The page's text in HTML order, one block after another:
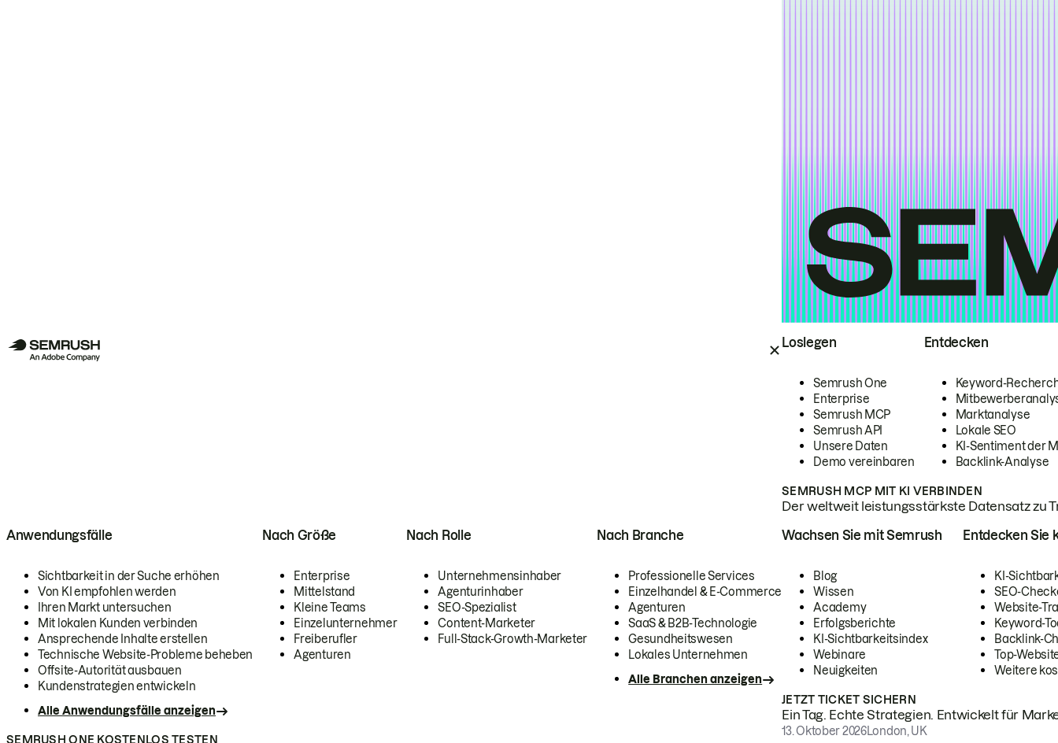
Loslegen
Semrush One
Enterprise
Semrush MCP
Semrush API
Unsere Daten
Demo vereinbaren
Entdecken
Keyword-
Marktanalyse
Lokale SEO
KI-Sentiment der
Backlink-Analyse
SEMRUSH MCP MIT KI VERBINDEN
Der weltweit leistungsstärkste Datensatz zu
Anwendungsfälle
Sichtbarkeit in der Suche erhöhen
Von KI empfohlen werden
Ihren Markt untersuchen
Mit lokalen Kunden verbinden
Ansprechende Inhalte erstellen
Technische Website-Probleme beheben
Offsite-Autorität ausbauen
Kundenstrategien entwickeln
Alle Anwendungsfälle anzeigen
Nach Größe
Enterprise
Mittelstand
Kleine Teams
Einzelunternehmer
Freiberufler
Agenturen
Nach Rolle
Unternehmensinhaber
Agenturinhaber
SEO-Spezialist
Content-Marketer
Full-Stack-Growth-Marketer
Nach Branche
Professionelle Services
Einzelhandel & E-Commerce
Agenturen
SaaS & B2B-Technologie
Gesundheitswesen
Lokales Unternehmen
Alle Branchen anzeigen
SEMRUSH ONE KOSTENLOS TESTEN
Wachsen Sie mit Semrush
Blog
Wissen
Academy
Erfolgsberichte
KI-Sichtbarkeitsindex
Webinare
Neuigkeiten
Entdecken Sie
KI-
SEO-
Website-
Keyword-
Backlink-
Top-
Weitere
JETZT TICKET SICHERN
Ein Tag. Echte Strategien. Entwickelt für
13. Oktober 2026London, UK